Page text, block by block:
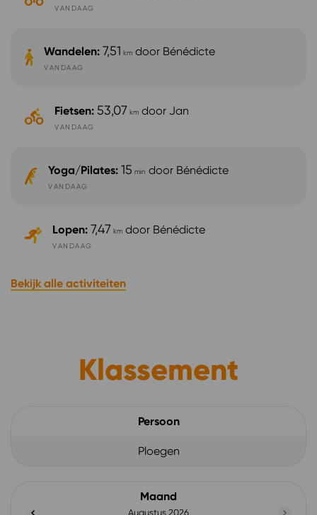
VANDAAG
Wandelen: 7,51 km door Bénédicte
VANDAAG
Fietsen: 53,07 km door Jan
VANDAAG
Yoga/Pilates: 15 min door Bénédicte
VANDAAG
Lopen: 7,47 km door Bénédicte
VANDAAG
Bekijk alle activiteiten
Klassement
Persoon
Ploegen
Maand
Augustus 2026